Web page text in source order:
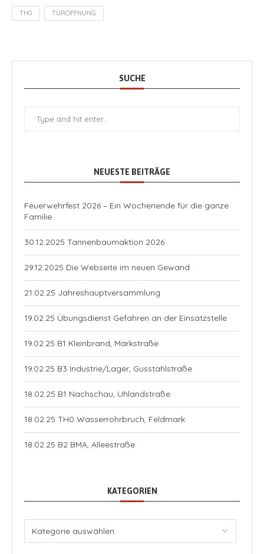
TH0 TÜRÖFFNUNG
SUCHE
NEUESTE BEITRÄGE
Feuerwehrfest 2026 – Ein Wochenende für die ganze
Familie
30.12.2025 Tannenbaumaktion 2026
29.12.2025 Die Webseite im neuen Gewand
21.02.25 Jahreshauptversammlung
19.02.25 Übungsdienst Gefahren an der Einsatzstelle
19.02.25 B1 Kleinbrand, Markstraße
19.02.25 B3 Industrie/Lager, Gusstahlstraße
18.02.25 B1 Nachschau, Uhlandstraße
18.02.25 TH0 Wasserrohrbruch, Feldmark
18.02.25 B2 BMA, Alleestraße
KATEGORIEN